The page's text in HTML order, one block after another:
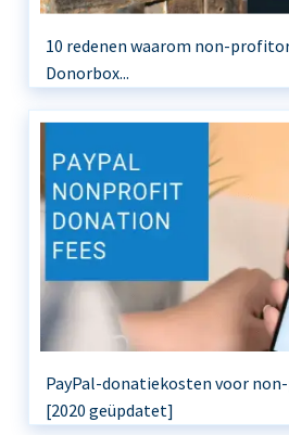
10 redenen waarom non-
Donorbox...
PayPal-donatiekosten voor
[2020 geüpdatet]